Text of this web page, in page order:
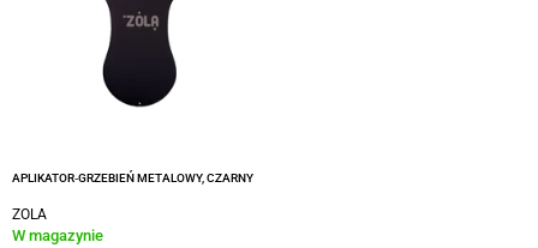
APLIKATOR‑GRZEBIEŃ METALOWY, CZARNY
ZOLA
W magazynie